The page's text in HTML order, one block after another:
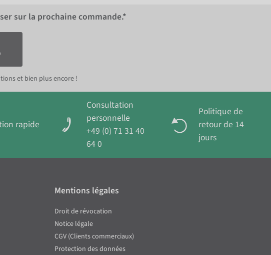
sur la prochaine commande.*
et bien plus encore !
rapide
Consultation
personnelle
+49 (0) 71 31 40
64 0
Politique de
retour de 14
jours
Mentions légales
Droit de révocation
Notice légale
CGV (Clients commerciaux)
Protection des données